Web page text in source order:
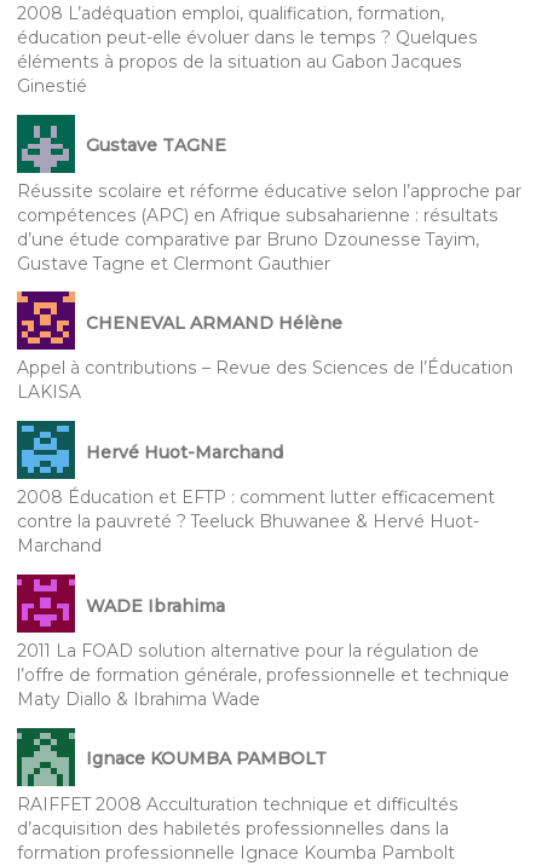
2008 L’adéquation emploi, qualification, formation,
éducation peut-elle évoluer dans le temps ? Quelques
éléments à propos de la situation au Gabon Jacques
Ginestié
Gustave TAGNE
Réussite scolaire et réforme éducative selon l’approche par
compétences (APC) en Afrique subsaharienne : résultats
d’une étude comparative par Bruno Dzounesse Tayim,
Gustave Tagne et Clermont Gauthier
CHENEVAL ARMAND Hélène
Appel à contributions – Revue des Sciences de l’Éducation
LAKISA
Hervé Huot-Marchand
2008 Éducation et EFTP : comment lutter efficacement
contre la pauvreté ? Teeluck Bhuwanee & Hervé Huot-
Marchand
WADE Ibrahima
2011 La FOAD solution alternative pour la régulation de
l’offre de formation générale, professionnelle et technique
Maty Diallo & Ibrahima Wade
Ignace KOUMBA PAMBOLT
RAIFFET 2008 Acculturation technique et difficultés
d’acquisition des habiletés professionnelles dans la
formation professionnelle Ignace Koumba Pambolt